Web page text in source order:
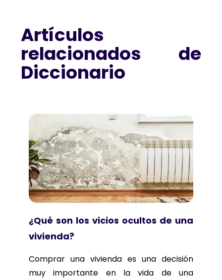
Artículos
relacionados de
Diccionario
¿Qué son los vicios ocultos de una
vivienda?
Comprar una vivienda es una decisión
muy importante en la vida de una